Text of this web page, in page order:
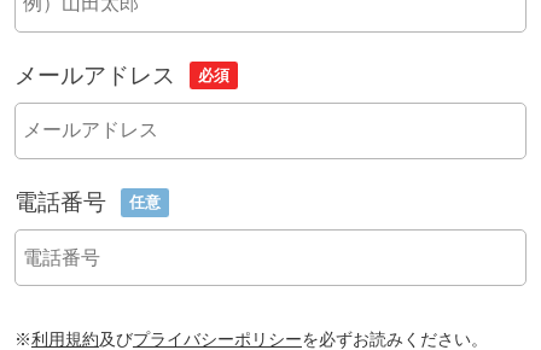
メールアドレス 必須
電話番号 任意
※利用規約及びプライバシーポリシーを必ずお読みください。